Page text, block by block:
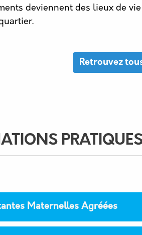
deviennent des lieux de
Retrouvez
Maternelles Agréées